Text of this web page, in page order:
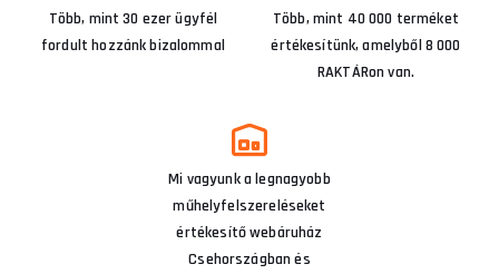
Több, mint 30 ezer ügyfél
fordult hozzánk bizalommal
Több, mint 40 000 terméket
értékesítünk, amelyből 8 000
RAKTÁRon van.
Mi vagyunk a legnagyobb
műhelyfelszereléseket
értékesítő webáruház
Csehországban és